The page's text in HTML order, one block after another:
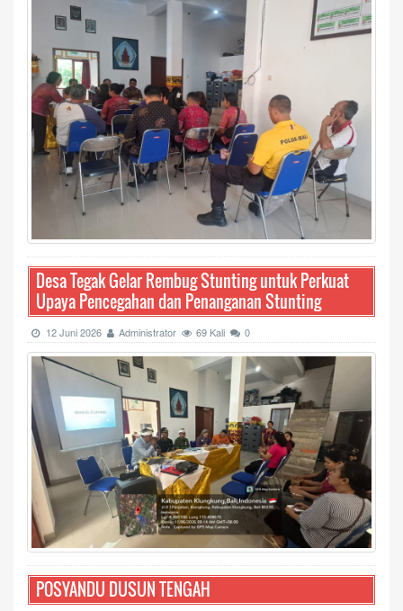
Desa Tegak Gelar Rembug Stunting untuk Perkuat
Upaya Pencegahan dan Penanganan Stunting
12 Juni 2026 Administrator 69 Kali 0
POSYANDU DUSUN TENGAH